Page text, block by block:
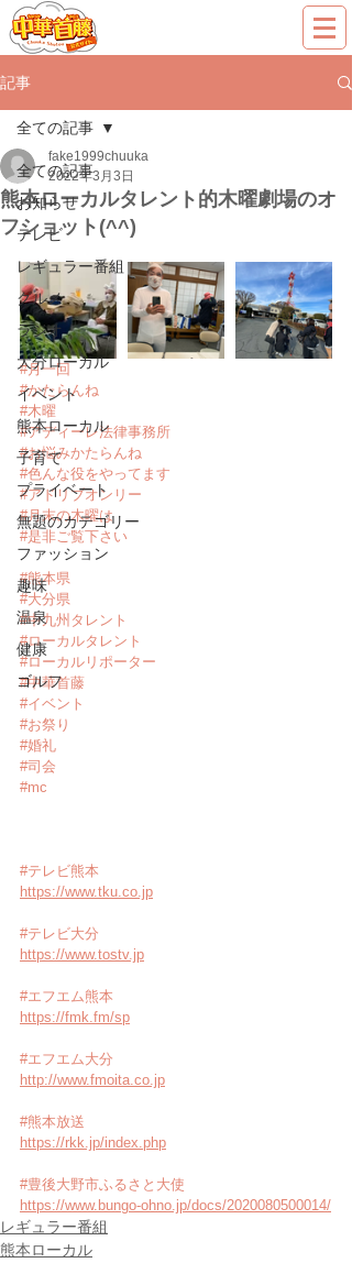
記事
全ての記事
お知らせ
テレビ
レギュラー番組
グルメ
ラジオ
大分ローカル
イベント
熊本ローカル
子育て
プライベート
無題のカテゴリー
ファッション
趣味
温泉
健康
ゴルフ
全ての記事
熊本ローカルタレント的木曜劇場のオ
フショット(^^)
fake1999chuuka
2022年3月3日
#月一回
#かたらんね
#木曜
#アディーレ法律事務所
#お悩みかたらんね
#色んな役をやってます
#アドリブオンリー
#月末の木曜は
#是非ご覧下さい
#熊本県
#大分県
#中九州タレント
#ローカルタレント
#ローカルリポーター
#中華首藤
#イベント
#お祭り
#婚礼
#司会
#mc
#テレビ熊本
https://www.tku.co.jp
#テレビ大分
https://www.tostv.jp
#エフエム熊本
https://fmk.fm/sp
#エフエム大分
http://www.fmoita.co.jp
#熊本放送
https://rkk.jp/index.php
#豊後大野市ふるさと大使
https://www.bungo-ohno.jp/docs/2020080500014/
レギュラー番組
熊本ローカル